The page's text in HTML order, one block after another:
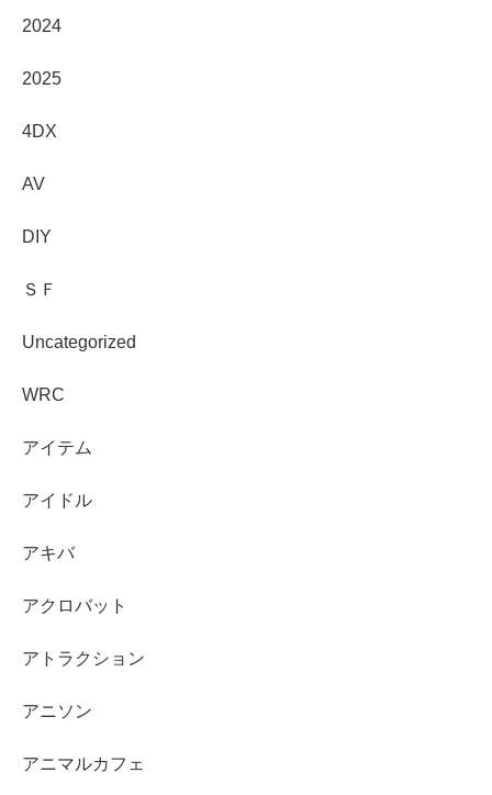
2024
2025
4DX
AV
DIY
ＳＦ
Uncategorized
WRC
アイテム
アイドル
アキバ
アクロバット
アトラクション
アニソン
アニマルカフェ